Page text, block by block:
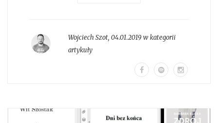
Wojciech Szot, 04.01.2019 w kategorii
artykuły